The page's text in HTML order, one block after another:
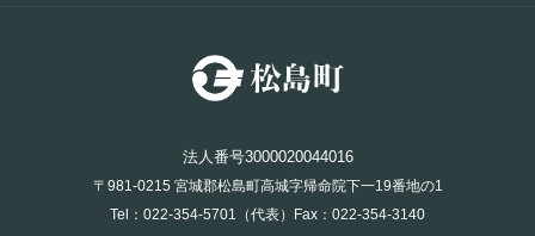
法人番号3000020044016
〒981-0215 宮城郡松島町高城字帰命院下一19番地の1
Tel：022-354-5701（代表）Fax：022-354-3140